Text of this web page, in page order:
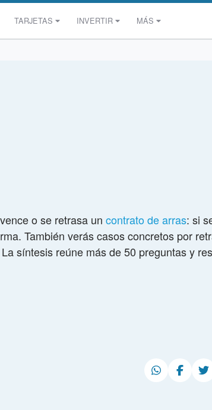
TARJETAS INVERTIR MÁS
o se retrasa un contrato de arras: si
También verás casos concretos por
síntesis reúne más de 50 preguntas y